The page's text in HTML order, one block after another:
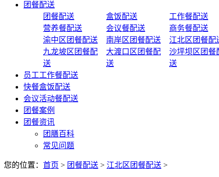
团餐配送
团餐配送
盒饭配送
工作餐配送
营养餐配送
会议餐配送
商务餐配送
渝中区团餐配送
南岸区团餐配送
江北区团餐配
九龙坡区团餐配
送
大渡口区团餐配
送
沙坪坝区团餐
送
员工工作餐配送
快餐盒饭配送
会议活动餐配送
团餐案例
团餐资讯
团膳百科
常见问题
您的位置： 首页 > 团餐配送 > 江北区团餐配送 >